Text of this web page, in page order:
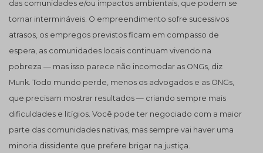
das comunidades e/ou impactos ambientais, que podem se
tornar intermináveis. O empreendimento sofre sucessivos
atrasos, os empregos previstos ficam em compasso de
espera, as comunidades locais continuam vivendo na
pobreza — mas isso parece não incomodar as ONGs, diz
Munk. Todo mundo perde, menos os advogados e as ONGs,
que precisam mostrar resultados — criando sempre mais
dificuldades e litígios. Você pode ter negociado com a maior
parte das comunidades nativas, mas sempre vai haver uma
minoria dissidente que prefere brigar na justiça.